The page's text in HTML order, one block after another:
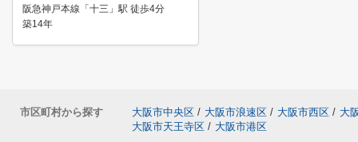
阪急神戸本線「十三」駅 徒歩4分
築14年
市区町村から探す 大阪市中央区 / 大阪市浪速区 / 大阪市西区 / 大
大阪市天王寺区 / 大阪市港区